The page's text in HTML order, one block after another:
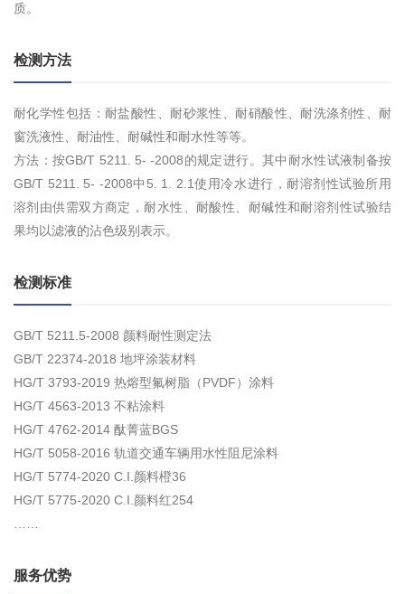
质。
检测方法
耐化学性包括：耐盐酸性、耐砂浆性、耐硝酸性、耐洗涤剂性、耐
窗洗液性、耐油性、耐碱性和耐水性等等。
方法：按GB/T 5211. 5- -2008的规定进行。其中耐水性试液制备按
GB/T 5211. 5- -2008中5. 1. 2.1使用冷水进行，耐溶剂性试验所用
溶剂由供需双方商定，耐水性、耐酸性、耐碱性和耐溶剂性试验结
果均以滤液的沾色级别表示。
检测标准
GB/T 5211.5-2008 颜料耐性测定法
GB/T 22374-2018 地坪涂装材料
HG/T 3793-2019 热熔型氟树脂（PVDF）涂料
HG/T 4563-2013 不粘涂料
HG/T 4762-2014 酞菁蓝BGS
HG/T 5058-2016 轨道交通车辆用水性阻尼涂料
HG/T 5774-2020 C.I.颜料橙36
HG/T 5775-2020 C.I.颜料红254
服务优势